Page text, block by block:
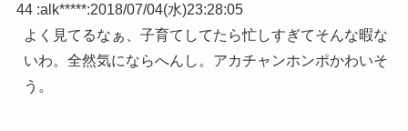
44 :alk*****:2018/07/04(水)23:28:05
よく見てるなぁ、子育てしてたら忙しすぎてそんな暇な
いわ。全然気にならへんし。アカチャンホンポかわいそ
う。